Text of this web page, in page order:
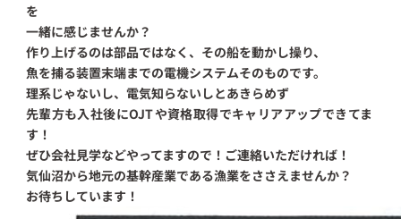
を
一緒に感じませんか？
作り上げるのは部品ではなく、その船を動かし操り、
魚を捕る装置末端までの電機システムそのものです。
理系じゃないし、電気知らないしとあきらめず
先輩方も入社後にOJTや資格取得でキャリアアップできてま
す！
ぜひ会社見学などやってますので！ご連絡いただければ！
気仙沼から地元の基幹産業である漁業をささえませんか？
お待ちしています！